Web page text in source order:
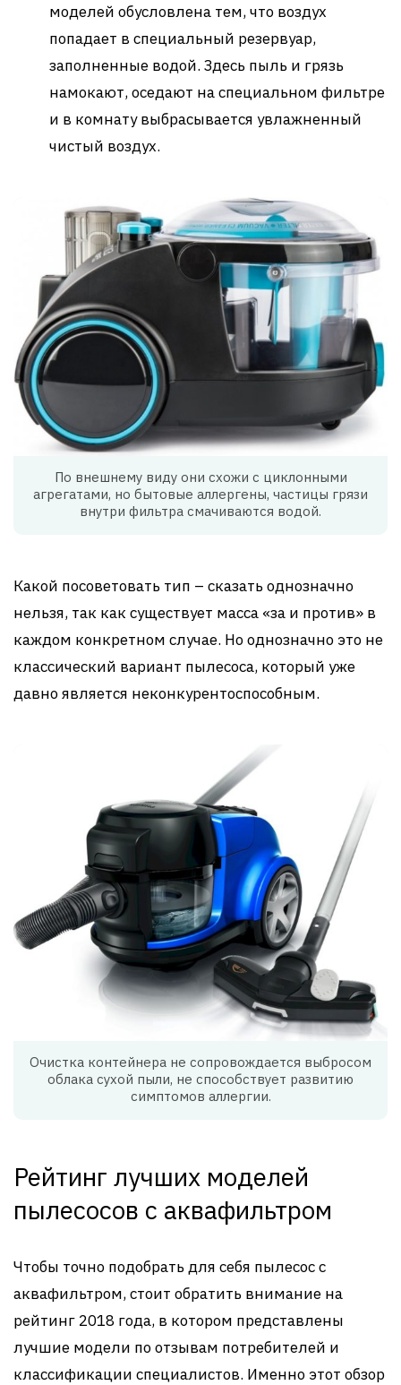
моделей обусловлена тем, что воздух
попадает в специальный резервуар,
заполненные водой. Здесь пыль и грязь
намокают, оседают на специальном фильтре
и в комнату выбрасывается увлажненный
чистый воздух.
По внешнему виду они схожи с циклонными
агрегатами, но бытовые аллергены, частицы грязи
внутри фильтра смачиваются водой.
Какой посоветовать тип – сказать однозначно
нельзя, так как существует масса «за и против» в
каждом конкретном случае. Но однозначно это не
классический вариант пылесоса, который уже
давно является неконкурентоспособным.
Очистка контейнера не сопровождается выбросом
облака сухой пыли, не способствует развитию
симптомов аллергии.
Рейтинг лучших моделей
пылесосов с аквафильтром
Чтобы точно подобрать для себя пылесос с
аквафильтром, стоит обратить внимание на
рейтинг 2018 года, в котором представлены
лучшие модели по отзывам потребителей и
классификации специалистов. Именно этот обзор